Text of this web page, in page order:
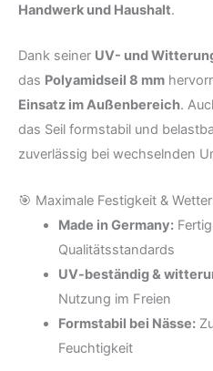
Handwerk und Haushalt.
Dank seiner UV- und
das Polyamidseil 8 mm
Einsatz im Außenbereich.
das Seil formstabil und
zuverlässig bei wechselnden
🎯 Maximale Festigkeit &
Made in Germany:
Qualitätsstandards
UV-beständig &
Nutzung im Freien
Formstabil bei Nässe:
Feuchtigkeit